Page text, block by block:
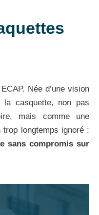
Née d’une vision
casquette, non pas
mais comme une
longtemps ignoré :
sans compromis sur